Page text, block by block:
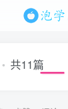
共11篇